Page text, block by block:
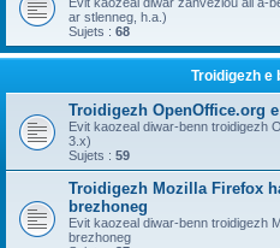
ar stlenneg, h.a.)
Sujets : 68
Troidigezh e
Troidigezh OpenOffice.org
Evit kaozeal diwar-benn troidigezh
3.x)
Sujets : 59
Troidigezh Mozilla Firefox
brezhoneg
Evit kaozeal diwar-benn troidigezh
brezhoneg